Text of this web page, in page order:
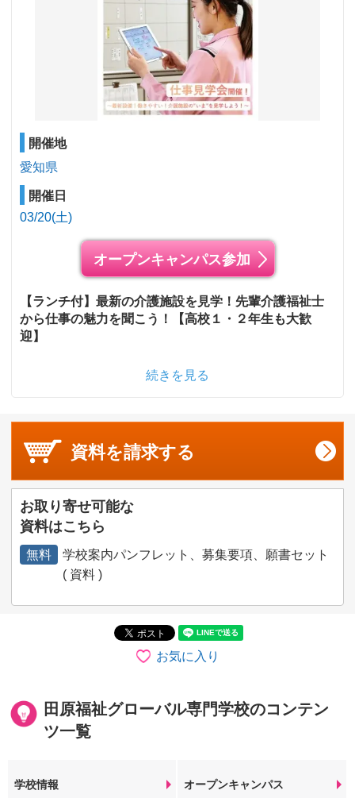
開催地
愛知県
開催日
03/20(土)
オープンキャンパス参加
【ランチ付】最新の介護施設を見学！先輩介護福祉士
から仕事の魅力を聞こう！【高校１・２年生も大歓
迎】
続きを見る
資料を請求する
お取り寄せ可能な
資料はこちら
無料
学校案内パンフレット、募集要項、願書セット
( 資料 )
お気に入り
田原福祉グローバル専門学校のコンテン
ツ一覧
学校情報 オープンキャンパス